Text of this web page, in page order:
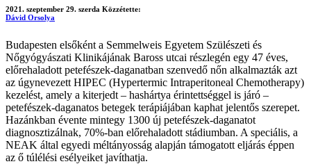
2021. szeptember 29. szerda Közzétette:
Dávid Orsolya
Budapesten elsőként a Semmelweis Egyetem Szülészeti és
Nőgyógyászati Klinikájának Baross utcai részlegén egy 47 éves,
előrehaladott petefészek-daganatban szenvedő nőn alkalmazták azt
az úgynevezett HIPEC (Hypertermic Intraperitoneal Chemotherapy)
kezelést, amely a kiterjedt – hashártya érintettséggel is járó –
petefészek-daganatos betegek terápiájában kaphat jelentős szerepet.
Hazánkban évente mintegy 1300 új petefészek-daganatot
diagnosztizálnak, 70%-ban előrehaladott stádiumban. A speciális, a
NEAK által egyedi méltányosság alapján támogatott eljárás éppen
az ő túlélési esélyeiket javíthatja.